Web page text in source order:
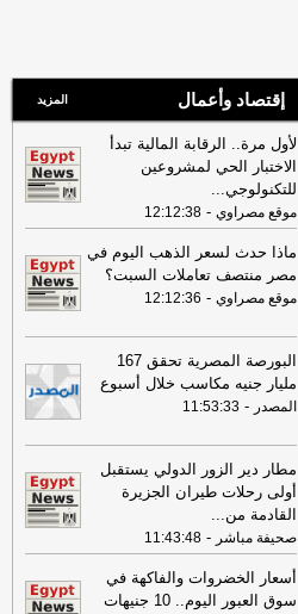
إقتصاد وأعمال المزيد
لأول مرة.. الرقابة المالية تبدأ
الاختبار الحي لمشروعين
للتكنولوجي...
موقع مصراوي -
12:12:38
ماذا حدث لسعر الذهب اليوم في
مصر منتصف تعاملات السبت؟
موقع مصراوي -
12:12:36
البورصة المصرية تحقق 167
مليار جنيه مكاسب خلال أسبوع
المصدر -
11:53:33
مطار دير الزور الدولي يستقبل
أولى رحلات طيران الجزيرة
‏القادمة من...
صحيفة مباشر -
11:43:48
أسعار الخضروات والفاكهة في
سوق العبور اليوم.. 10 جنيهات